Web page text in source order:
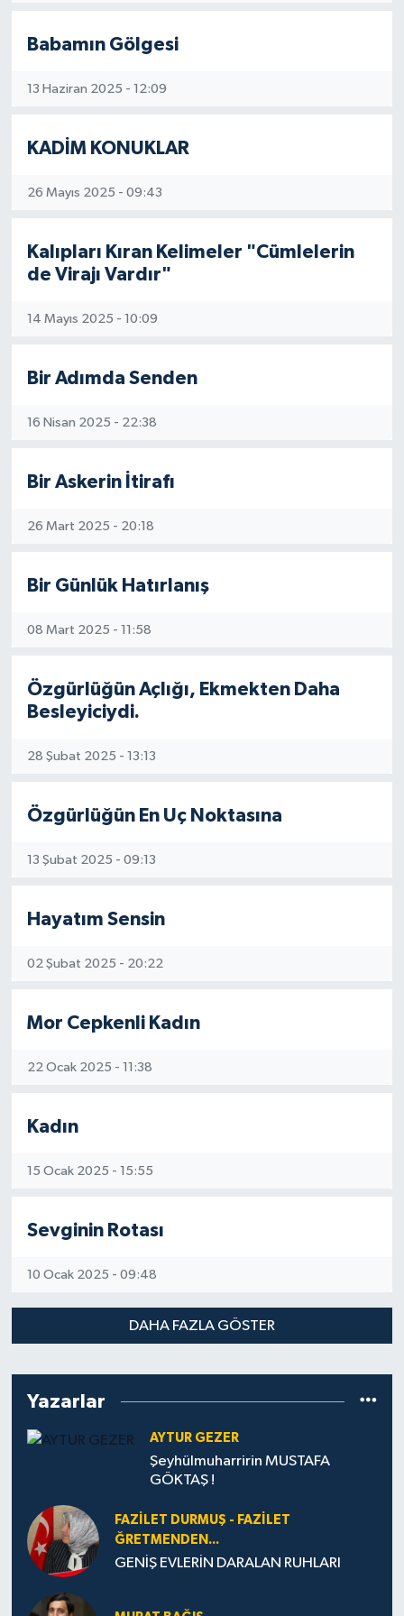
Babamın Gölgesi
13 Haziran 2025 - 12:09
KADİM KONUKLAR
26 Mayıs 2025 - 09:43
Kalıpları Kıran Kelimeler "Cümlelerin
de Virajı Vardır"
14 Mayıs 2025 - 10:09
Bir Adımda Senden
16 Nisan 2025 - 22:38
Bir Askerin İtirafı
26 Mart 2025 - 20:18
Bir Günlük Hatırlanış
08 Mart 2025 - 11:58
Özgürlüğün Açlığı, Ekmekten Daha
Besleyiciydi.
28 Şubat 2025 - 13:13
Özgürlüğün En Uç Noktasına
13 Şubat 2025 - 09:13
Hayatım Sensin
02 Şubat 2025 - 20:22
Mor Cepkenli Kadın
22 Ocak 2025 - 11:38
Kadın
15 Ocak 2025 - 15:55
Sevginin Rotası
10 Ocak 2025 - 09:48
DAHA FAZLA GÖSTER
Yazarlar
AYTUR GEZER
Şeyhülmuharririn MUSTAFA
GÖKTAŞ !
FAZILET DURMUŞ - FAZILET
ĞRETMENDEN...
GENİŞ EVLERİN DARALAN RUHLARI